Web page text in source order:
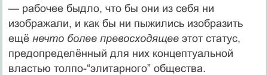
— рабочее быдло, что бы они из себя ни
изображали, и как бы ни пыжились изобразить
ещё нечто более превосходящееэтот статус,
предопределённый для них концептуальной
властью толпо-“элитар­ного” общества.